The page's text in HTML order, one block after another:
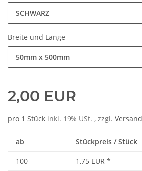
SCHWARZ
Breite und Länge
50mm x 500mm
2,00 EUR
pro 1 Stück inkl. 19% USt. , zzgl. Versand
ab Stückpreis / Stück
100 1,75 EUR *